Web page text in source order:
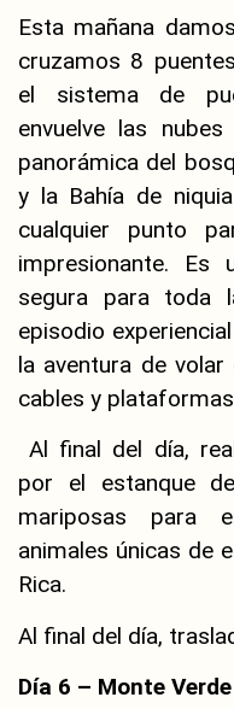
Esta mañana
cruzamos 8
el sistema de
envuelve las
panorámica del
y la Bahía de
cualquier punto
impresionante. Es
segura para toda
episodio
la aventura de
cables y
Al final del día,
por el estanque
mariposas para
animales únicas de
Rica.
Al final del día,
Día 6 – Monte